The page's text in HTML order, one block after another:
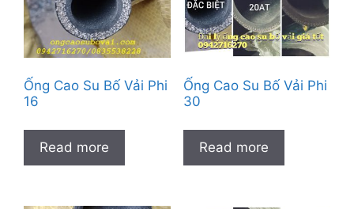
Ống Cao Su Bố Vải Phi
16
Read more
Ống Cao Su Bố Vải Phi
30
Read more